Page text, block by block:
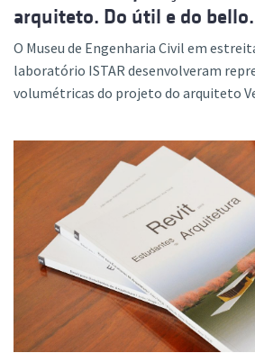
arquiteto. Do útil e do
O Museu de Engenharia Civil em
laboratório ISTAR desenvolveram
volumétricas do projeto do arquiteto